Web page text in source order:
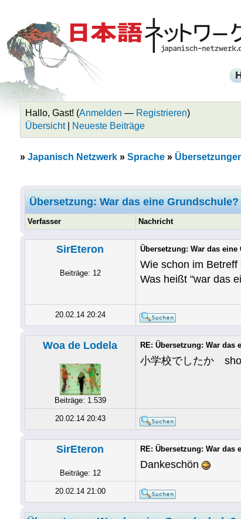
Hallo, Gast! (Anmelden — Registrieren)
Übersicht| Neueste Beiträge
» Japanisch Netzwerk» Sprache»
Übersetzung: War das eine Grundschule?
Verfasser Nachricht
SirEteron
Beiträge: 12
Übersetzung: War das
Wie schon im Betreff
Was heißt "war das
20.02.14 20:24
Woa de Lodela
Beiträge: 1.539
RE: Übersetzung: War das
小学校でしたか
20.02.14 20:43
SirEteron
Beiträge: 12
RE: Übersetzung: War das
Dankeschön
20.02.14 21:00